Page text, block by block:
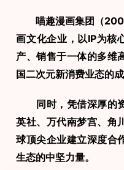
画
喵趣漫画集团（
画文化企业，以IP为核
产、销售于一体的多维
国二次元新消费业态的成
同时，凭借深厚的资
英社、万代南梦宫、角
球顶尖企业建立深度合
生态的中坚力量。